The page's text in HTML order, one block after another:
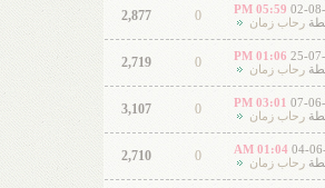
02-
05:59 PM
رحاب زمان 0
2,877
25-
01:06 PM
رحاب زمان 0
2,719
07-
03:01 PM
رحاب زمان 0
3,107
04-
01:04 AM
رحاب زمان 0
2,710